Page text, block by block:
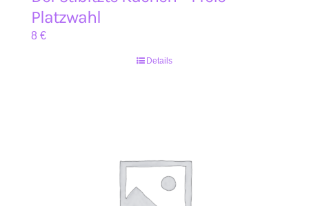
Platzwahl
8 €
Details